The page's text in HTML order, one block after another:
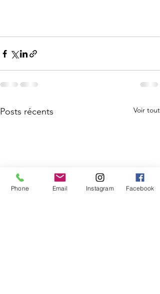
Posts récents Voir tout
Phone Email Instagram Facebook